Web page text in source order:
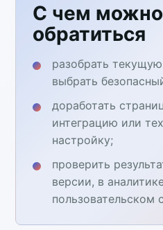
С чем можно
обратиться
разобрать
выбрать
доработать
интеграцию или
настройку;
проверить
версии, в
пользовательском